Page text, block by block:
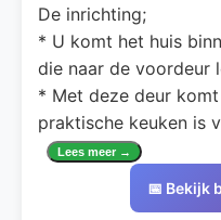
De inrichting;
* U komt het huis
die naar de voordeur
* Met deze deur
praktische keuken is
Lees meer →
📅 Bekijk